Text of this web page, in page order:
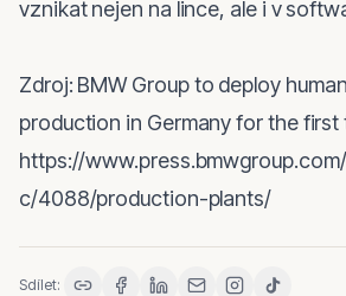
vznikat nejen na lince, ale i v
Zdroj: BMW Group to deploy
production in Germany for the
https://
c/4088/production-plants/
Sdílet: